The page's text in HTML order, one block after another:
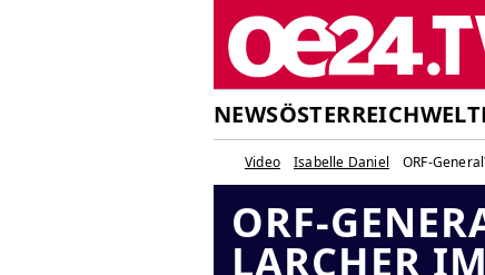
NEWSÖSTERREICHWELT
Video Isabelle Daniel ORF-
ORF-
LARCHER